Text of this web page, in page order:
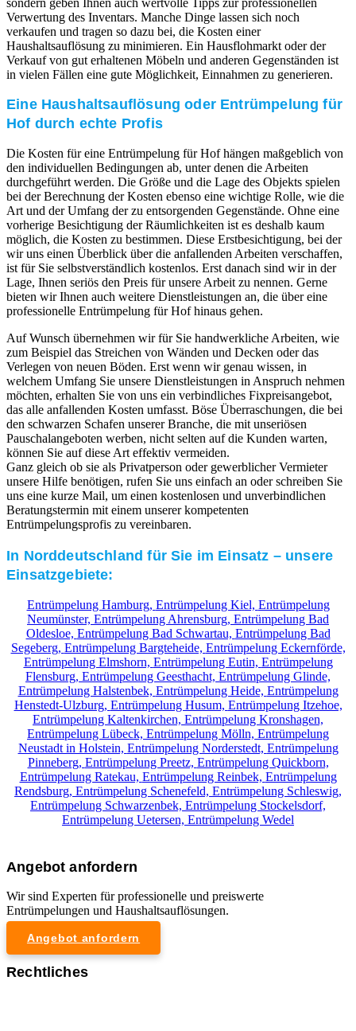
Verwertung des Inventars. Manche Dinge lassen sich noch
verkaufen und tragen so dazu bei, die Kosten einer
Haushaltsauflösung zu minimieren. Ein Hausflohmarkt oder der
Verkauf von gut erhaltenen Möbeln und anderen Gegenständen ist
in vielen Fällen eine gute Möglichkeit, Einnahmen zu generieren.
Eine Haushaltsauflösung oder Entrümpelung für
Hof durch echte Profis
Die Kosten für eine Entrümpelung für Hof hängen maßgeblich von
den individuellen Bedingungen ab, unter denen die Arbeiten
durchgeführt werden. Die Größe und die Lage des Objekts spielen
bei der Berechnung der Kosten ebenso eine wichtige Rolle, wie die
Art und der Umfang der zu entsorgenden Gegenstände. Ohne eine
vorherige Besichtigung der Räumlichkeiten ist es deshalb kaum
möglich, die Kosten zu bestimmen. Diese Erstbesichtigung, bei der
wir uns einen Überblick über die anfallenden Arbeiten verschaffen,
ist für Sie selbstverständlich kostenlos. Erst danach sind wir in der
Lage, Ihnen seriös den Preis für unsere Arbeit zu nennen. Gerne
bieten wir Ihnen auch weitere Dienstleistungen an, die über eine
professionelle Entrümpelung für Hof hinaus gehen.
Auf Wunsch übernehmen wir für Sie handwerkliche Arbeiten, wie
zum Beispiel das Streichen von Wänden und Decken oder das
Verlegen von neuen Böden. Erst wenn wir genau wissen, in
welchem Umfang Sie unsere Dienstleistungen in Anspruch nehmen
möchten, erhalten Sie von uns ein verbindliches Fixpreisangebot,
das alle anfallenden Kosten umfasst. Böse Überraschungen, die bei
den schwarzen Schafen unserer Branche, die mit unseriösen
Pauschalangeboten werben, nicht selten auf die Kunden warten,
können Sie auf diese Art effektiv vermeiden.
Ganz gleich ob sie als Privatperson oder gewerblicher Vermieter
unsere Hilfe benötigen, rufen Sie uns einfach an oder schreiben Sie
uns eine kurze Mail, um einen kostenlosen und unverbindlichen
Beratungstermin mit einem unserer kompetenten
Entrümpelungsprofis zu vereinbaren.
In Norddeutschland für Sie im Einsatz – unsere
Einsatzgebiete:
Entrümpelung Hamburg, Entrümpelung Kiel, Entrümpelung
Neumünster, Entrümpelung Ahrensburg, Entrümpelung Bad
Oldesloe, Entrümpelung Bad Schwartau, Entrümpelung Bad
Segeberg, Entrümpelung Bargteheide, Entrümpelung Eckernförde,
Entrümpelung Elmshorn, Entrümpelung Eutin, Entrümpelung
Flensburg, Entrümpelung Geesthacht, Entrümpelung Glinde,
Entrümpelung Halstenbek, Entrümpelung Heide, Entrümpelung
Henstedt-Ulzburg, Entrümpelung Husum, Entrümpelung Itzehoe,
Entrümpelung Kaltenkirchen, Entrümpelung Kronshagen,
Entrümpelung Lübeck, Entrümpelung Mölln, Entrümpelung
Neustadt in Holstein, Entrümpelung Norderstedt, Entrümpelung
Pinneberg, Entrümpelung Preetz, Entrümpelung Quickborn,
Entrümpelung Ratekau, Entrümpelung Reinbek, Entrümpelung
Rendsburg, Entrümpelung Schenefeld, Entrümpelung Schleswig,
Entrümpelung Schwarzenbek, Entrümpelung Stockelsdorf,
Entrümpelung Uetersen, Entrümpelung Wedel
Angebot anfordern
Wir sind Experten für professionelle und preiswerte
Entrümpelungen und Haushaltsauflösungen.
Angebot anfordern
Rechtliches